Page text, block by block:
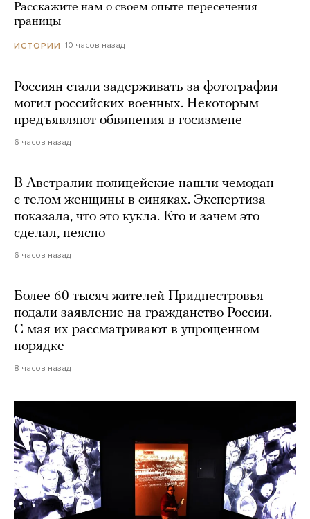
Расскажите нам о своем опыте пересечения
границы
ИСТОРИИ 10 часов назад
Россиян стали задерживать за фотографии
могил российских военных. Некоторым
предъявляют обвинения в госизмене
6 часов назад
В Австралии полицейские нашли чемодан
с телом женщины в синяках. Экспертиза
показала, что это кукла. Кто и зачем это
сделал, неясно
6 часов назад
Более 60 тысяч жителей Приднестровья
подали заявление на гражданство России.
С мая их рассматривают в упрощенном
порядке
8 часов назад